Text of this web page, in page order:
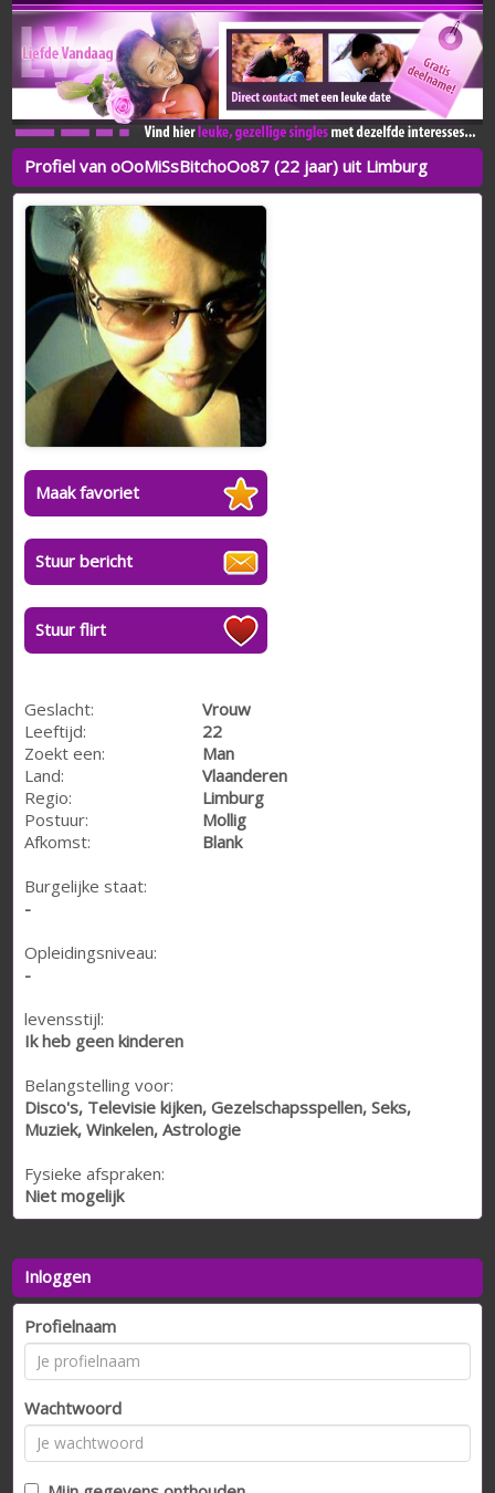
Profiel van oOoMiSsBitchoOo87 (22 jaar) uit Limburg
Maak favoriet
Stuur bericht
Stuur flirt
Geslacht:
Vrouw
Leeftijd:
22
Zoekt een:
Man
Land:
Vlaanderen
Regio:
Limburg
Postuur:
Mollig
Afkomst:
Blank
Burgelijke staat:
-
Opleidingsniveau:
-
levensstijl:
Ik heb geen kinderen
Belangstelling voor:
Disco's, Televisie kijken, Gezelschapsspellen, Seks,
Muziek, Winkelen, Astrologie
Fysieke afspraken:
Niet mogelijk
Inloggen
Profielnaam
Wachtwoord